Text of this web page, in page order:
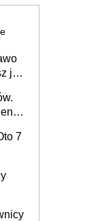
je
7